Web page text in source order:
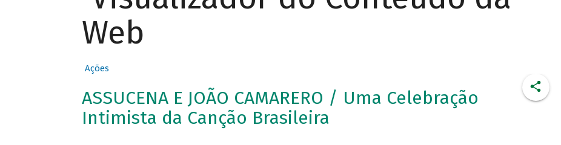
Web
Ações
ASSUCENA E JOÃO CAMARERO / Uma Celebração
Intimista da Canção Brasileira